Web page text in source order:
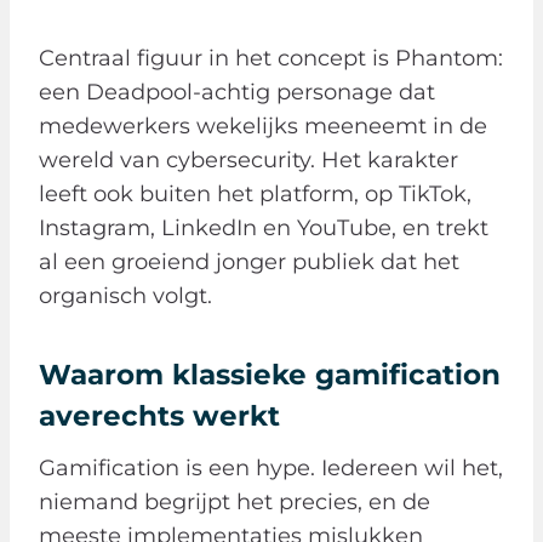
Centraal figuur in het concept is Phantom:
een Deadpool-achtig personage dat
medewerkers wekelijks meeneemt in de
wereld van cybersecurity. Het karakter
leeft ook buiten het platform, op TikTok,
Instagram, LinkedIn en YouTube, en trekt
al een groeiend jonger publiek dat het
organisch volgt.
Waarom klassieke gamification
averechts werkt
Gamification is een hype. Iedereen wil het,
niemand begrijpt het precies, en de
meeste implementaties mislukken